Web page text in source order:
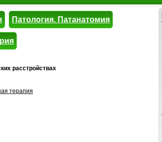
Патология. Патанатомия
расстройствах
терапия